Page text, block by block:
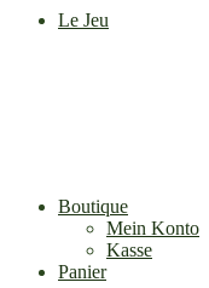
Le Jeu
Boutique
Mein Konto
Kasse
Panier